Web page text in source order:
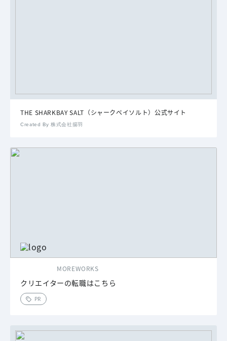
THE SHARKBAY SALT（シャークベイソルト）公式サイト
Created By 株式会社揚羽
MOREWORKS
クリエイターの転職はこちら
PR